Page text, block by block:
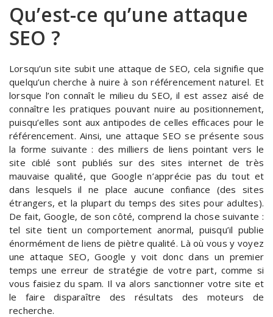
Qu’est-ce qu’une attaque
SEO ?
Lorsqu’un site subit une attaque de SEO, cela signifie que
quelqu’un cherche à nuire à son référencement naturel. Et
lorsque l’on connaît le milieu du SEO, il est assez aisé de
connaître les pratiques pouvant nuire au positionnement,
puisqu’elles sont aux antipodes de celles efficaces pour le
référencement. Ainsi, une attaque SEO se présente sous
la forme suivante : des milliers de liens pointant vers le
site ciblé sont publiés sur des sites internet de très
mauvaise qualité, que Google n’apprécie pas du tout et
dans lesquels il ne place aucune confiance (des sites
étrangers, et la plupart du temps des sites pour adultes).
De fait, Google, de son côté, comprend la chose suivante :
tel site tient un comportement anormal, puisqu’il publie
énormément de liens de piètre qualité. Là où vous y voyez
une attaque SEO, Google y voit donc dans un premier
temps une erreur de stratégie de votre part, comme si
vous faisiez du spam. Il va alors sanctionner votre site et
le faire disparaître des résultats des moteurs de
recherche.